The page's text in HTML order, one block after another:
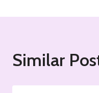
Similar